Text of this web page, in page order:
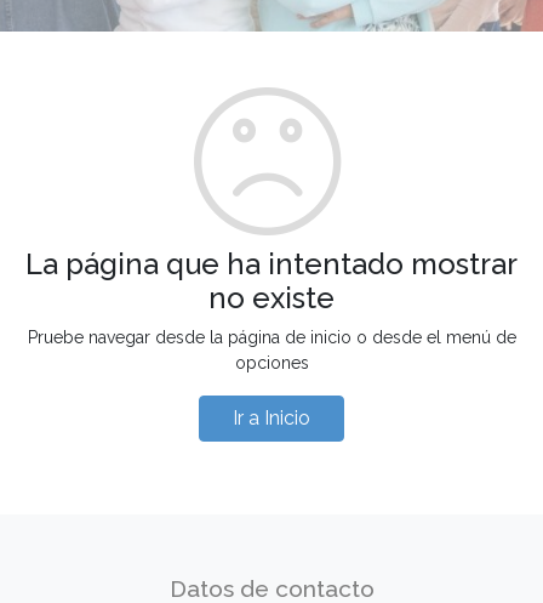
La página que ha intentado mostrar
no existe
Pruebe navegar desde la página de inicio o desde el menú de
opciones
Ir a Inicio
Datos de contacto